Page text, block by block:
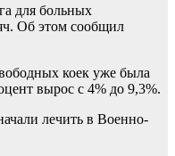
для больных
Об этом сообщил
коек уже была
вырос с 4% до 9,3%.
лечить в Военно-